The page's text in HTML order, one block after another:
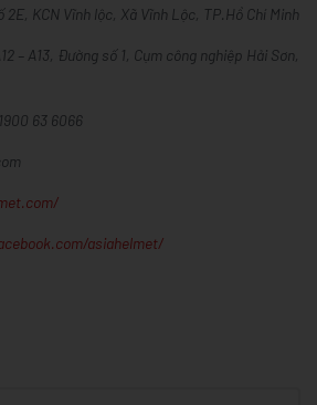
2E, KCN Vĩnh lộc, Xã Vĩnh Lộc, TP.Hồ Chí Minh
– A13, Đường số 1, Cụm công nghiệp Hải Sơn,
63 6066
asiahelmet/